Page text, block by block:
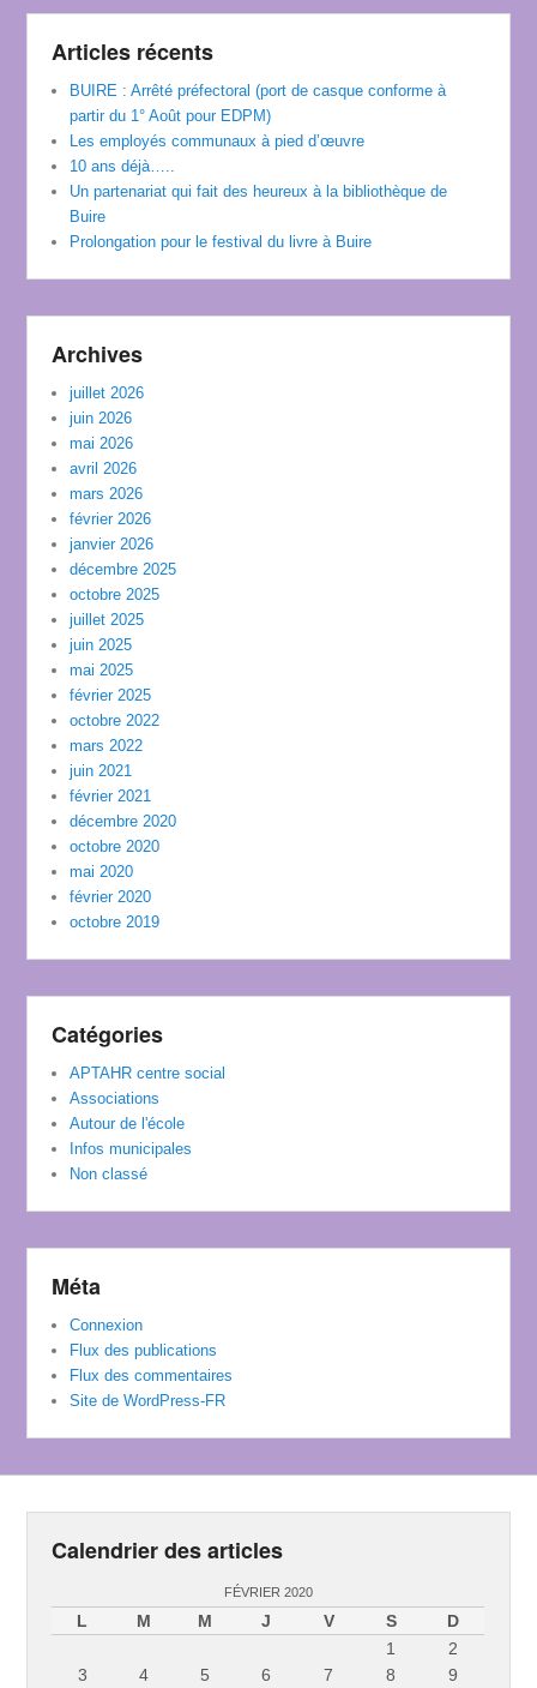
Articles récents
BUIRE : Arrêté préfectoral (port de casque conforme à
partir du 1° Août pour EDPM)
Les employés communaux à pied d’œuvre
10 ans déjà…..
Un partenariat qui fait des heureux à la bibliothèque de
Buire
Prolongation pour le festival du livre à Buire
Archives
juillet 2026
juin 2026
mai 2026
avril 2026
mars 2026
février 2026
janvier 2026
décembre 2025
octobre 2025
juillet 2025
juin 2025
mai 2025
février 2025
octobre 2022
mars 2022
juin 2021
février 2021
décembre 2020
octobre 2020
mai 2020
février 2020
octobre 2019
Catégories
APTAHR centre social
Associations
Autour de l'école
Infos municipales
Non classé
Méta
Connexion
Flux des publications
Flux des commentaires
Site de WordPress-FR
Calendrier des articles
FÉVRIER 2020
L M M J V S
D
1
2
3
4 5 6 7 8 9